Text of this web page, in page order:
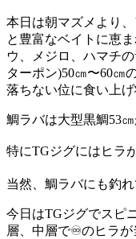
本日は朝マズメより
と豊富なベイトに恵
ウ、メジロ、ハマチ
ターポン)50㎝〜60㎝
落ちない位に食い上
鯛ラバは大型黒鯛53
特にTGジグにはヒラ
当然、鯛ラバにも釣
今日はTGジグでスピ
層、中層で♾のヒラが